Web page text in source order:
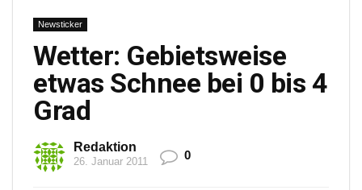
Newsticker
Wetter: Gebietsweise
etwas Schnee bei 0 bis 4
Grad
Redaktion
26. Januar 2011 0